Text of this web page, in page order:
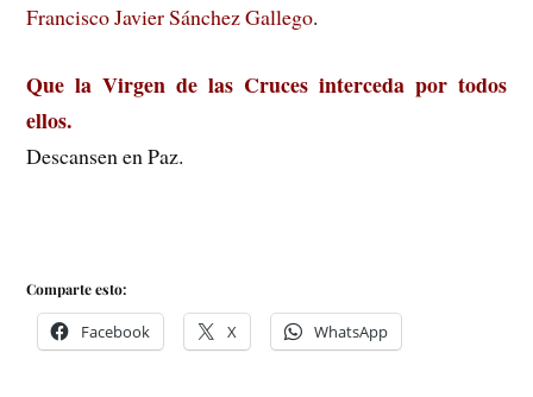
Francisco Javier Sánchez Gallego.
Que la Virgen de las Cruces interceda por todos
ellos.
Descansen en Paz.
Comparte esto:
Facebook X WhatsApp